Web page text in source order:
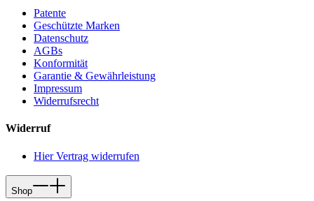
Patente
Geschützte Marken
Datenschutz
AGBs
Konformität
Garantie & Gewährleistung
Impressum
Widerrufsrecht
Widerruf
Hier Vertrag widerrufen
Shop